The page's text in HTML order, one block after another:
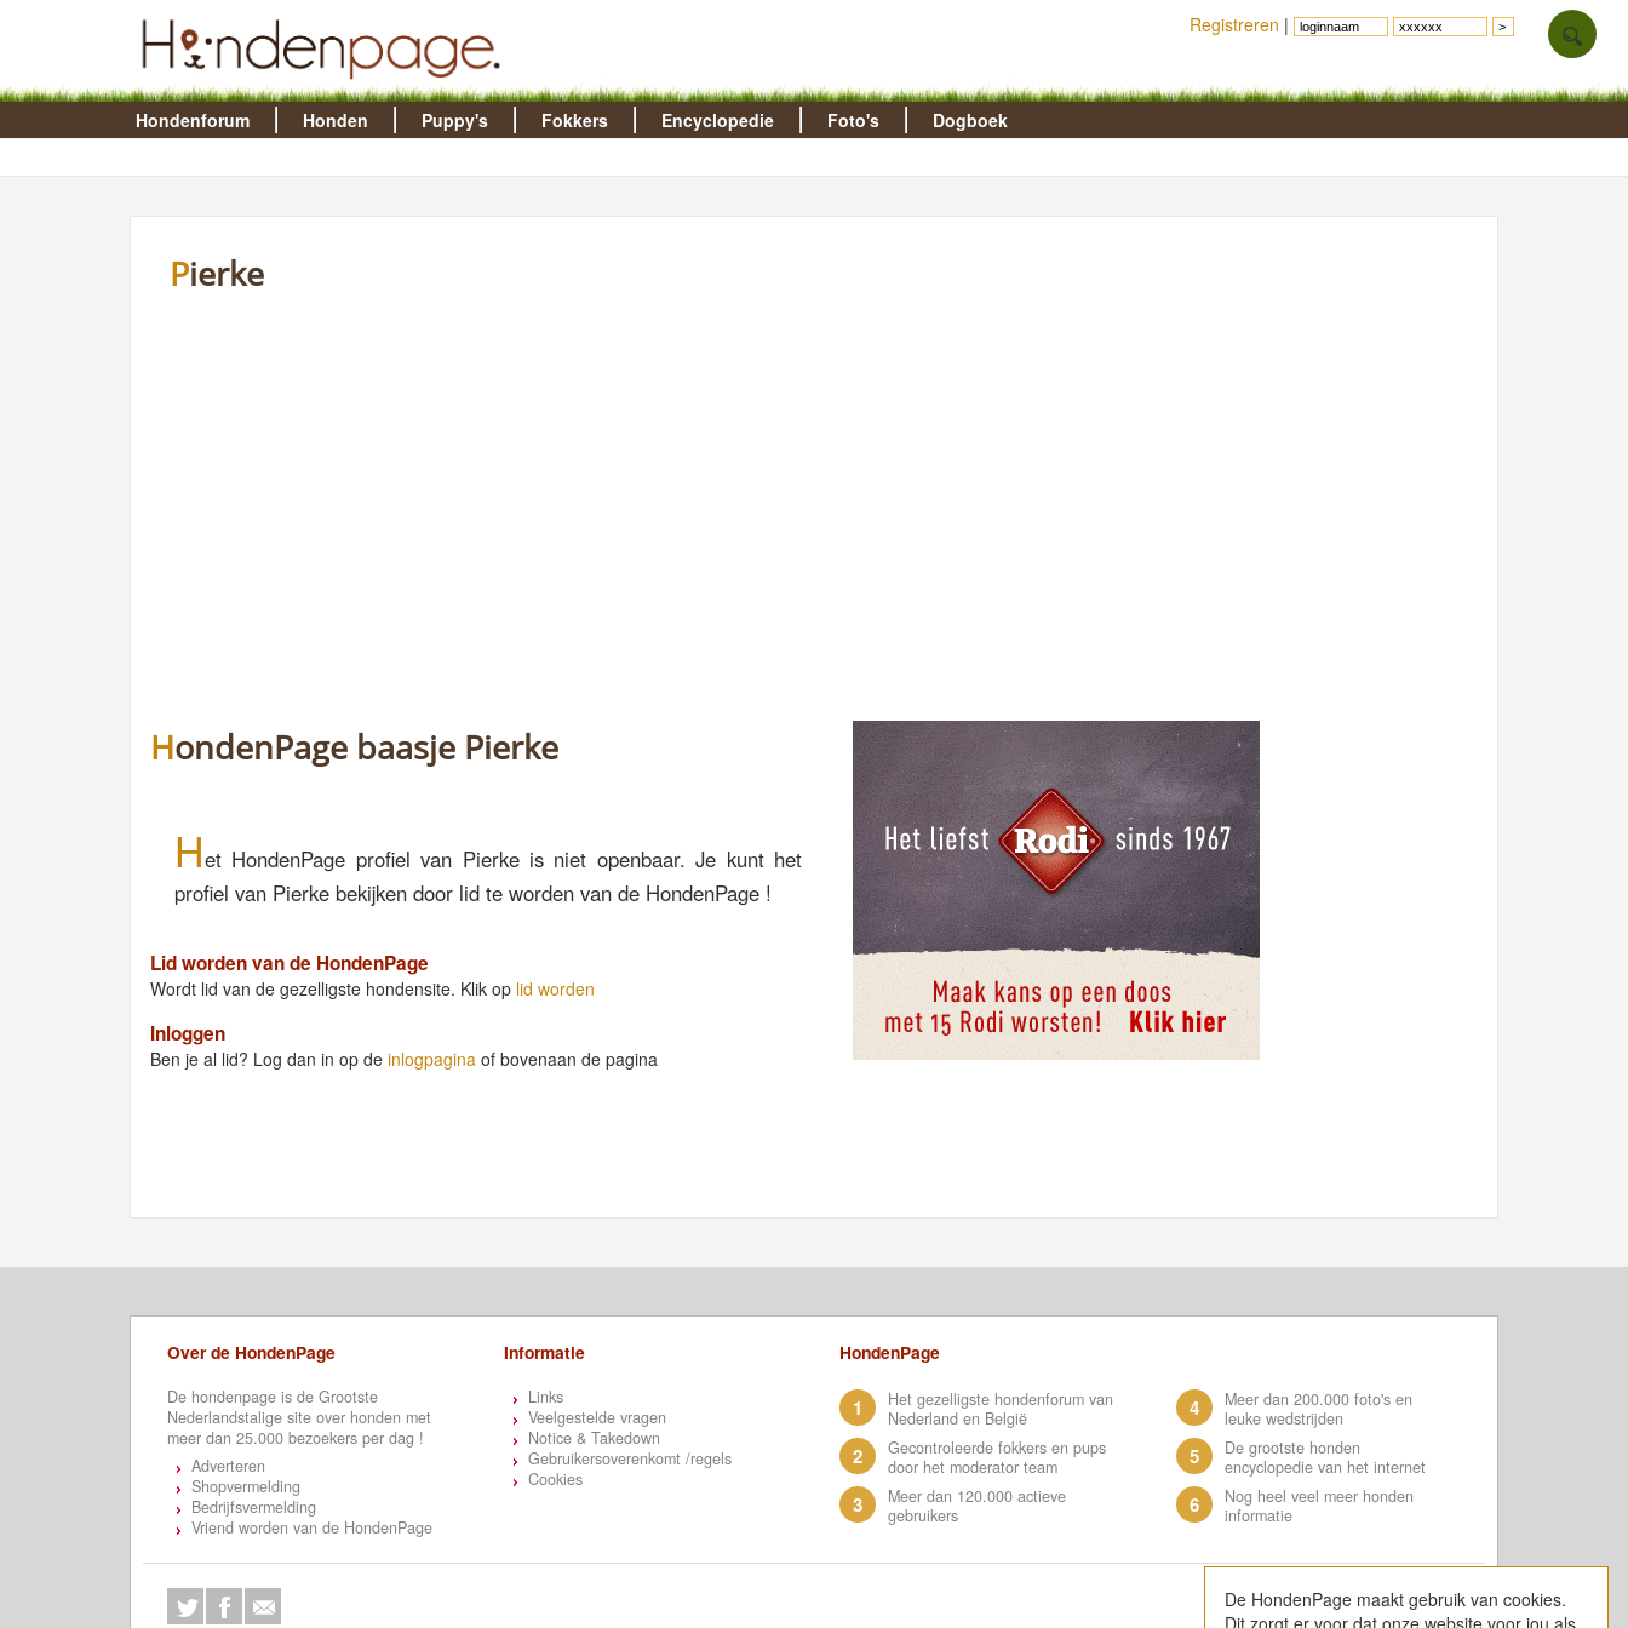
Hondenforum Honden Puppy's Fokkers Encyclopedie Foto's Dogboek
Pierke
HondenPage baasje Pierke
Het HondenPage profiel van Pierke is niet openbaar. Je kunt het
profiel van Pierke bekijken door lid te worden van de HondenPage !
Lid worden van de HondenPage
Wordt lid van de gezelligste hondensite. Klik op lid worden
Inloggen
Ben je al lid? Log dan in op de inlogpagina of bovenaan de pagina
Over de HondenPage
De hondenpage is de Grootste
Nederlandstalige site over honden met
meer dan 25.000 bezoekers per dag !
Adverteren
Shopvermelding
Bedrijfsvermelding
Vriend worden van de HondenPage
Informatie
Links
Veelgestelde vragen
Notice & Takedown
Gebruikersoverenkomt /regels
Cookies
HondenPage
1
Het gezelligste hondenforum van
Nederland en België
2
Gecontroleerde fokkers en pups
door het moderator team
3
Meer dan 120.000 actieve
gebruikers
4
Meer dan 200.000 foto's en
leuke wedstrijden
5
De grootste honden
encyclopedie van het internet
6
Nog heel veel meer honden
informatie
De HondenPage maakt gebruik van cookies.
Dit zorgt er voor dat onze website voor jou als
Registreren |